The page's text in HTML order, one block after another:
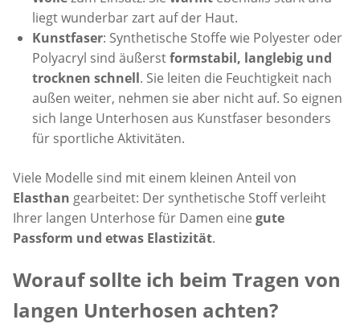
liegt wunderbar zart auf der Haut.
Kunstfaser: Synthetische Stoffe wie Polyester oder
Polyacryl sind äußerstformstabil, langlebig und
trocknen schnell. Sie leiten die Feuchtigkeit nach
außen weiter, nehmen sie aber nicht auf. So eignen
sich lange Unterhosen aus Kunstfaser besonders
für sportliche Aktivitäten.
Viele Modelle sind mit einem kleinen Anteil von
Elasthan gearbeitet: Der synthetische Stoff verleiht
Ihrer langen Unterhose für Damen eine gute
Passform und etwas Elastizität.
Worauf sollte ich beim Tragen von
langen Unterhosen achten?